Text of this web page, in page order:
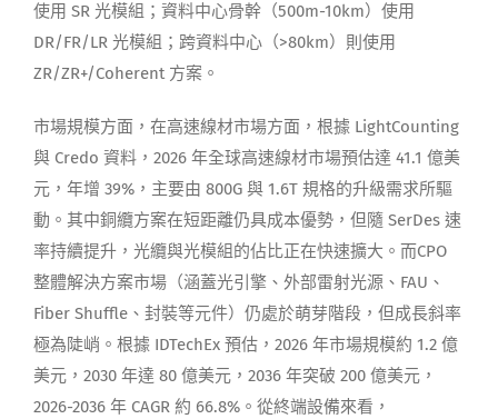
使用 SR 光模組；資料中心骨幹（500m-10km）使用
DR/FR/LR 光模組；跨資料中心（>80km）則使用
ZR/ZR+/Coherent 方案。
市場規模方面，在高速線材市場方面，根據 LightCounting
與 Credo 資料，2026 年全球高速線材市場預估達 41.1 億美
元，年增 39%，主要由 800G 與 1.6T 規格的升級需求所驅
動。其中銅纜方案在短距離仍具成本優勢，但隨 SerDes 速
率持續提升，光纜與光模組的佔比正在快速擴大。而CPO
整體解決方案市場（涵蓋光引擎、外部雷射光源、FAU、
Fiber Shuffle、封裝等元件）仍處於萌芽階段，但成長斜率
極為陡峭。根據 IDTechEx 預估，2026 年市場規模約 1.2 億
美元，2030 年達 80 億美元，2036 年突破 200 億美元，
2026-2036 年 CAGR 約 66.8%。從終端設備來看，